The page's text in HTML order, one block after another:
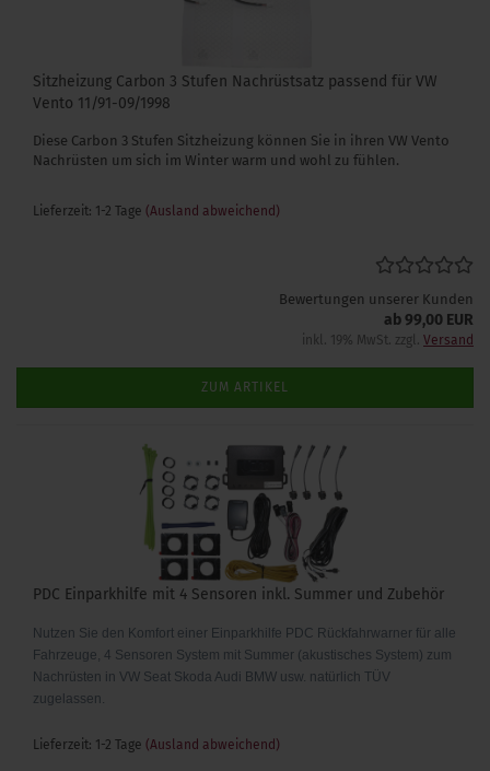
Sitzheizung Carbon 3 Stufen Nachrüstsatz passend für VW
Vento 11/91-09/1998
Diese Carbon 3 Stufen Sitzheizung können Sie in ihren VW Vento
Nachrüsten um sich im Winter warm und wohl zu fühlen.
Lieferzeit: 1-2 Tage (Ausland abweichend)
Bewertungen unserer Kunden
ab 99,00 EUR
inkl. 19% MwSt. zzgl. Versand
ZUM ARTIKEL
PDC Einparkhilfe mit 4 Sensoren inkl. Summer und Zubehör
Nutzen Sie den Komfort einer Einparkhilfe PDC Rückfahrwarner für alle
Fahrzeuge, 4 Sensoren System mit Summer (akustisches System) zum
Nachrüsten in VW Seat Skoda Audi BMW usw. natürlich TÜV
zugelassen.
Lieferzeit: 1-2 Tage (Ausland abweichend)